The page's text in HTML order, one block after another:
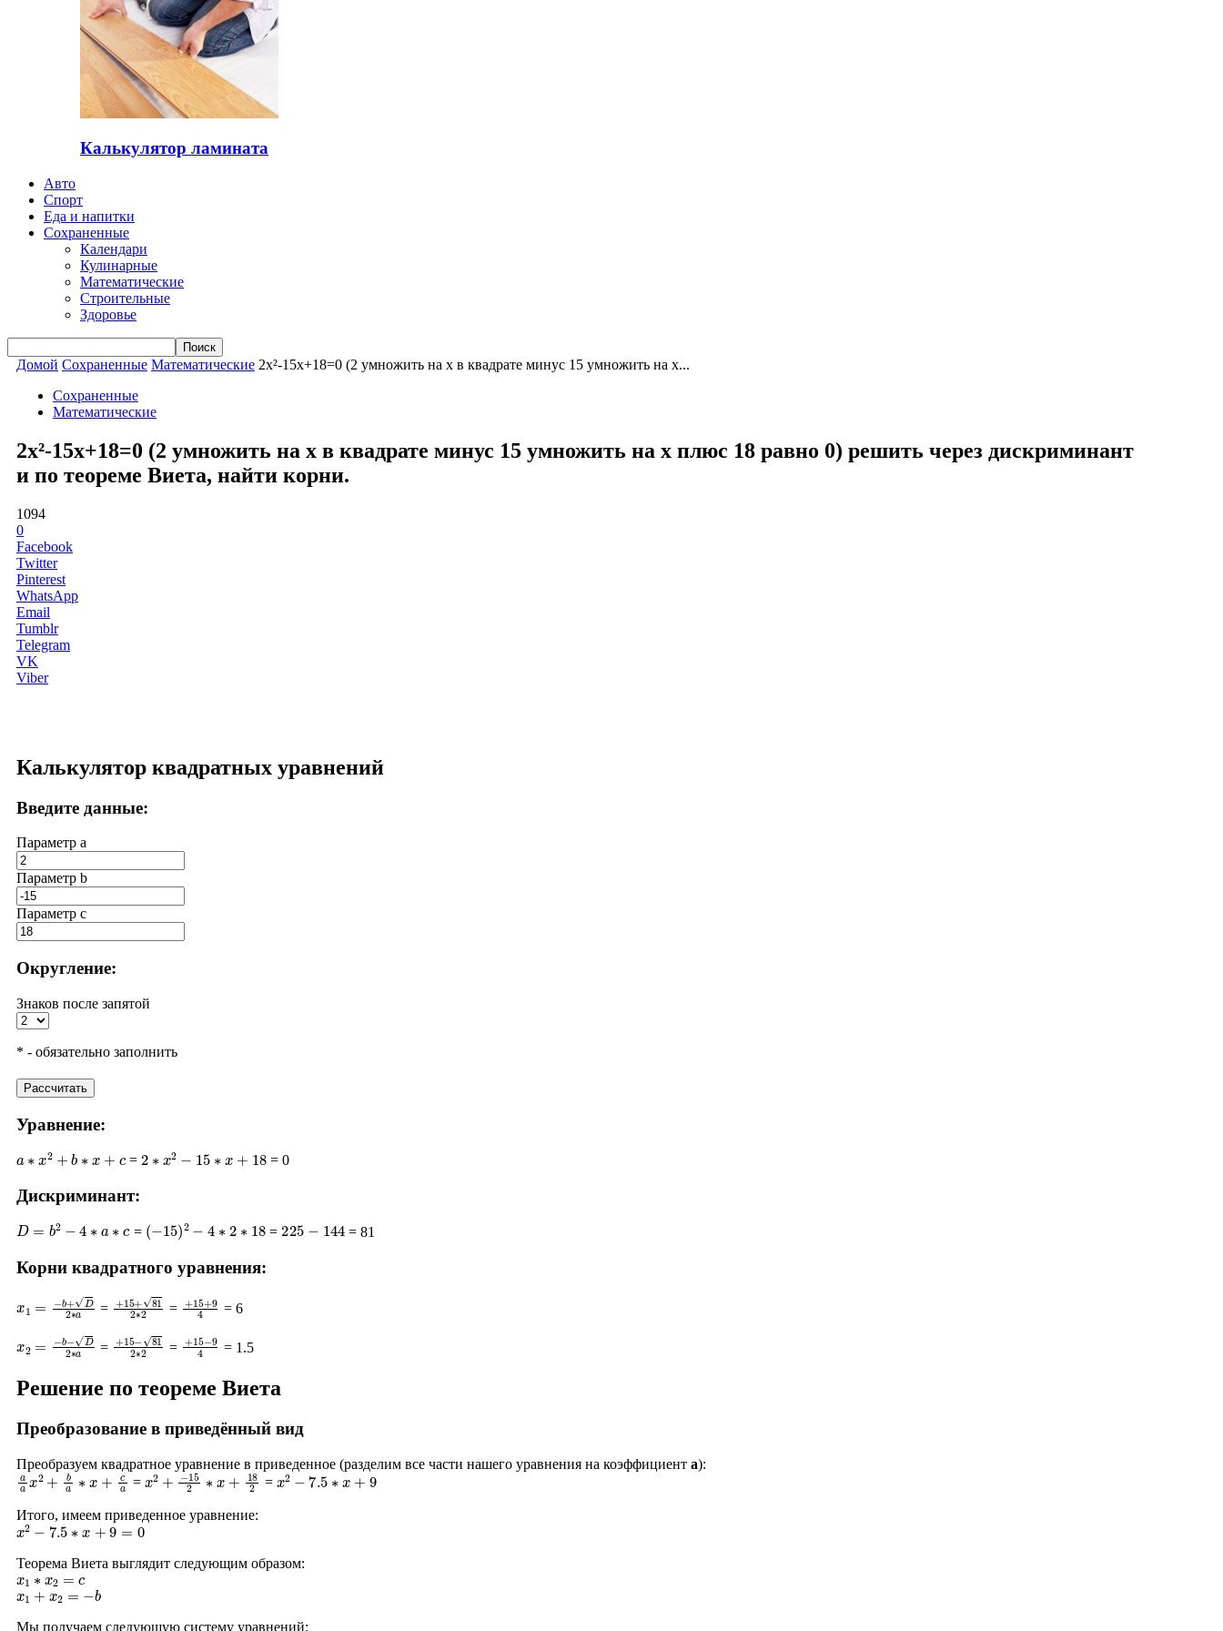
Калькулятор ламината
Авто
Спорт
Еда и напитки
Сохраненные
Календари
Кулинарные
Математические
Строительные
Здоровье
Домой Сохраненные Математические 2x²-15x+18=0 (2 умножить на x в квадрате минус 15 умножить на x...
Сохраненные
Математические
2x²-15x+18=0 (2 умножить на x в квадрате минус 15 умножить на x плюс 18 равно 0) решить через дискриминант
и по теореме Виета, найти корни.
1094
0
Facebook
Twitter
Pinterest
WhatsApp
Email
Tumblr
Telegram
VK
Viber
Калькулятор квадратных уравнений
Введите данные:
Параметр a
Параметр b
Параметр с
Округление:
Знаков после запятой
* - обязательно заполнить
Рассчитать
Уравнение:
2 b ∗ = 2 2 15 ∗ 18 = 0
Дискриминант:
D= 2− a = (− 15)2 ∗ ∗ 18 = 225 144 = 81
Корни квадратного уравнения:
+ D2∗ = + 15+81 2
= + 15 +9 = 6
b−D2∗ = +15−81 2
= +15−9 = 1.5
Решение по теореме Виета
Преобразование в приведённый вид
Преобразуем квадратное уравнение в приведенное (разделим все части нашего уравнения на коэффициент a):
aax2+ba∗x+ca = x2+−152∗x+182 = x2−7.5∗x+9
Итого, имеем приведенное уравнение:
x2−7.5∗x+9=0
Теорема Виета выглядит следующим образом:
x1∗x2= c
x1 + x2 =− b
Мы получаем следующую систему уравнений: